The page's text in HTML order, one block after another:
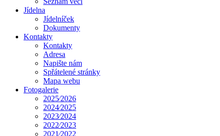
Jídelna
Jídelníček
Dokumenty
Kontakty
Kontakty
Adresa
Napište nám
Spřátelené stránky
Mapa webu
Fotogalerie
2025⁄2026
2024⁄2025
2023⁄2024
2022⁄2023
2021⁄2022